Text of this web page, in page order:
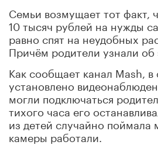
Семьи возмущает тот факт,
10 тысяч рублей на нужды
равно спят на неудобных
Причём родители узнали об
Как сообщает канал Mash,
установлено
могли подключаться
тихого часа его
из детей случайно поймала
камеры работали.